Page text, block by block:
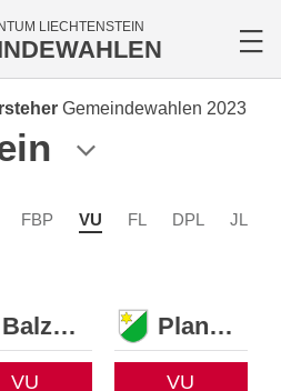
LIECHTENSTEIN
Gemeindewahlen 2023
FBP VU FL DPL JL
Balzers
VU
Planken
VU